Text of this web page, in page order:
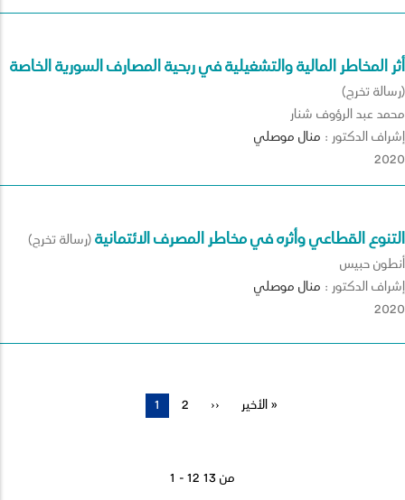
أثر المخاطر المالية والتشغيلية في ربحية المصارف السورية الخاصة
(رسالة تخرج)
محمد عبد الرؤوف شنار
إشراف الدكتور : منال موصلي
2020
التنوع القطاعي وأثره في مخاطر المصرف الائتمانية(رسالة تخرج)
أنطون حبيس
إشراف الدكتور : منال موصلي
2020
الصفحة
1 Page
2
الصفحة
››
آخر
الأخير »
1 - 12 من 13